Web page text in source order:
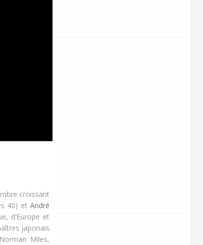
croissant
40) etAndré
d’Europe et
japonais
Miles,